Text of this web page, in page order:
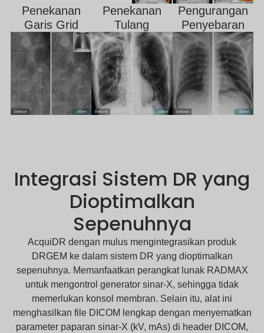
Penekanan
Garis Grid
Penekanan
Tulang
Pengurangan
Penyebaran
Integrasi Sistem DR yang
Dioptimalkan
Sepenuhnya
AcquiDR dengan mulus mengintegrasikan produk
DRGEM ke dalam sistem DR yang dioptimalkan
sepenuhnya. Memanfaatkan perangkat lunak RADMAX
untuk mengontrol generator sinar-X, sehingga tidak
memerlukan konsol membran. Selain itu, alat ini
menghasilkan file DICOM lengkap dengan menyematkan
parameter paparan sinar-X (kV, mAs) di header DICOM,